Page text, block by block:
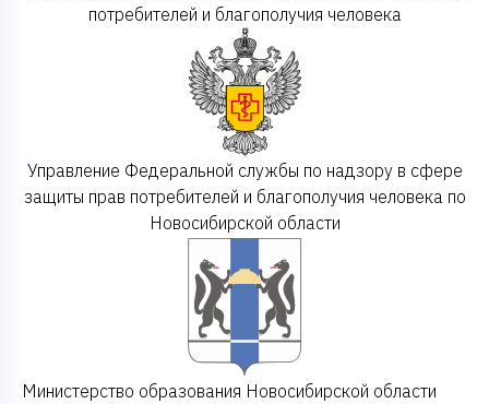
потребителей и благополучия человека
Управление Федеральной службы по надзору в сфере
защиты прав потребителей и благополучия человека по
Новосибирской области
Министерство образования Новосибирской области